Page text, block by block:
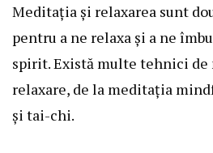
Meditația și relaxarea sunt
pentru a ne relaxa și a ne
spirit. Există multe tehnici
relaxare, de la meditația
și tai-chi.